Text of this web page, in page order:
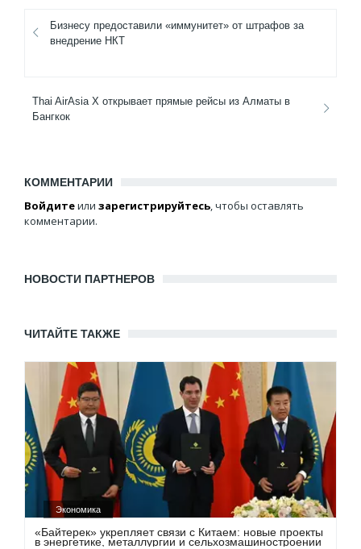
Бизнесу предоставили «иммунитет» от штрафов за
внедрение НКТ
Thai AirAsia X открывает прямые рейсы из Алматы в
Бангкок
КОММЕНТАРИИ
Войдитеили зарегистрируйтесь, чтобы оставлять
комментарии.
НОВОСТИ ПАРТНЕРОВ
ЧИТАЙТЕ ТАКЖЕ
Экономика
«Байтерек» укрепляет связи с Китаем: новые проекты
в энергетике, металлургии и сельхозмашиностроении